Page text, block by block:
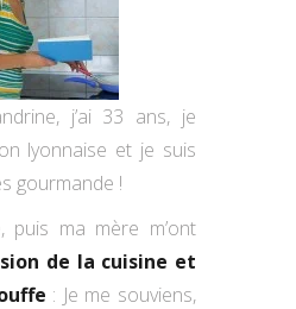
j’ai 33 ans, je
lyonnaise et je suis
gourmande !
puis ma mère m’ont
de la cuisine et
: Je me souviens,